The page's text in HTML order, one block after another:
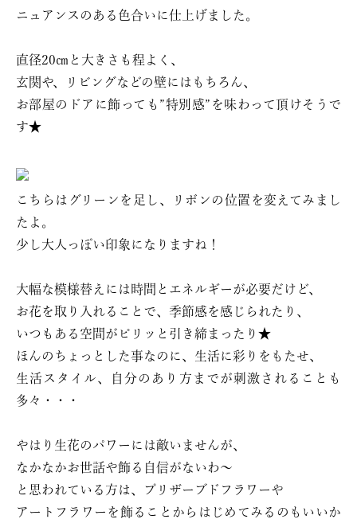
ニュアンスのある色合いに仕上げました。
直径20㎝と大きさも程よく、
玄関や、リビングなどの壁にはもちろん、
お部屋のドアに飾っても”特別感”を味わって頂けそうで
す★
こちらはグリーンを足し、リボンの位置を変えてみまし
たよ。
少し大人っぽい印象になりますね！
大幅な模様替えには時間とエネルギーが必要だけど、
お花を取り入れることで、季節感を感じられたり、
いつもある空間がピリッと引き締まったり★
ほんのちょっとした事なのに、生活に彩りをもたせ、
生活スタイル、自分のあり方までが刺激されることも
多々・・・
やはり生花のパワーには敵いませんが、
なかなかお世話や飾る自信がないわ〜
と思われている方は、プリザーブドフラワーや
アートフラワーを飾ることからはじめてみるのもいいか